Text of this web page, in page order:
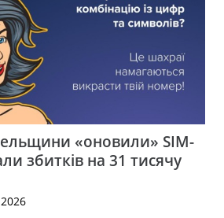
«оновили» SIM-
збитків на 31 тисячу